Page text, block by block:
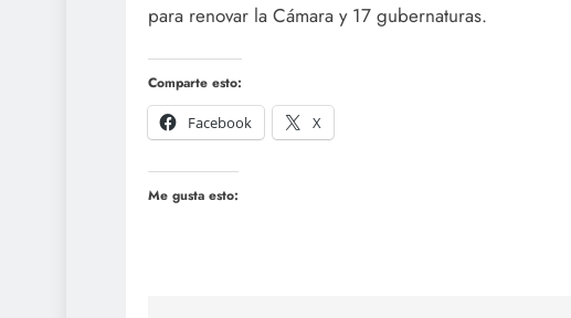
para renovar la Cámara y 17 gubernaturas.
Comparte esto:
Facebook
X
Me gusta esto: